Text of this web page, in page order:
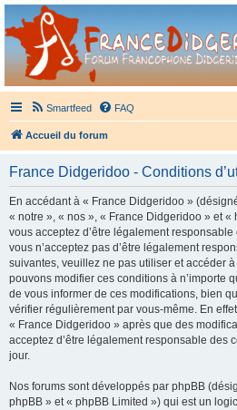
France Didgeridoo
Didgeridoo et Guimbarde sur France Didgeridoo -
Smartfeed FAQ
Accueil du forum
France Didgeridoo - Conditions
En accédant à « France Didgeridoo »
« notre », « nos », « France Didgeridoo » et
vous acceptez d’être légalement
vous n’acceptez pas d’être légalement
suivantes, veuillez ne pas utiliser et accéder
pouvons modifier ces conditions à n’importe
de vous informer de ces modifications, bien
vérifier régulièrement par vous-même. En
« France Didgeridoo » après que des
acceptez d’être légalement responsable des
jour.
Nos forums sont développés par phpBB
phpBB » et « phpBB Limited ») qui est un